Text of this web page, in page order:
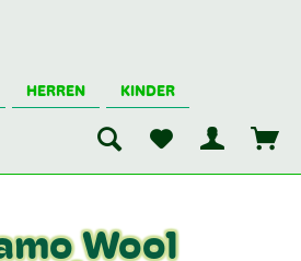
HERREN KINDER
Wool